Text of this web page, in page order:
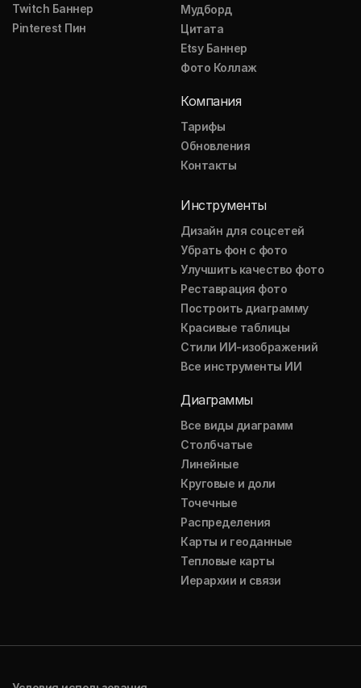
Twitch Баннер
Pinterest Пин
Мудборд
Цитата
Etsy Баннер
Фото Коллаж
Компания
Тарифы
Обновления
Контакты
Инструменты
Дизайн для соцсетей
Убрать фон с фото
Улучшить качество фото
Реставрация фото
Построить диаграмму
Красивые таблицы
Стили ИИ-изображений
Все инструменты ИИ
Диаграммы
Все виды диаграмм
Столбчатые
Линейные
Круговые и доли
Точечные
Распределения
Карты и геоданные
Тепловые карты
Иерархии и связи